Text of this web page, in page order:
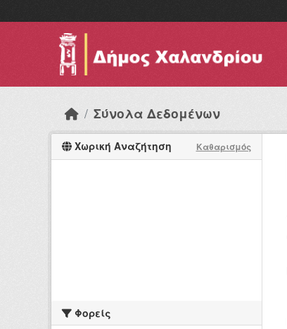
Σύνολα Δεδομένων
Χωρική Αναζήτηση Καθαρισμός
Φορείς